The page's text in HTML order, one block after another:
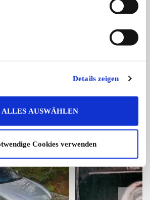
Details zeigen
ALLES AUSWÄHLEN
Cookies verwenden
| Restauriert ...
BMW Z8 | 58.912
6